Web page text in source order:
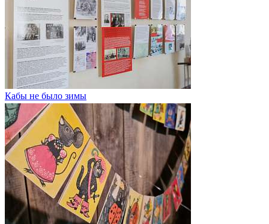
Кабы не было зимы